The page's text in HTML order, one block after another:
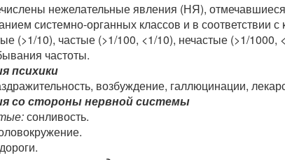
нежелательные явления (НЯ),
системно-органных классов и в соответствии
(>1/10), частые (>1/100, <1/10), нечастые (>1/1000,
частоты.
психики
возбуждение, галлюцинации,
со стороны нервной системы
сонливость.